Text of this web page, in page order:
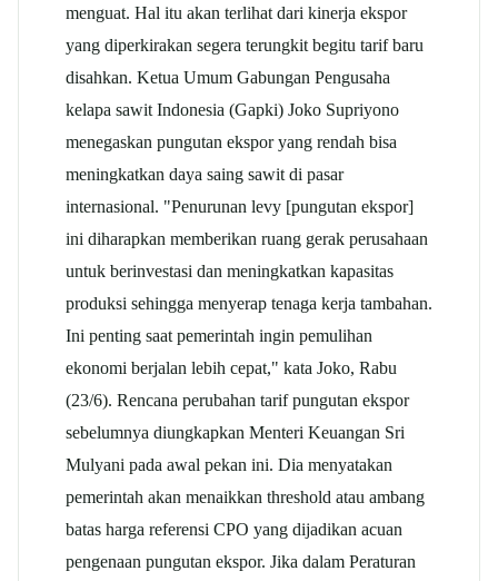
menguat. Hal itu akan terlihat dari kinerja ekspor
yang diperkirakan segera terungkit begitu tarif baru
disahkan. Ketua Umum Gabungan Pengusaha
kelapa sawit Indonesia (Gapki) Joko Supriyono
menegaskan pungutan ekspor yang rendah bisa
meningkatkan daya saing sawit di pasar
internasional. "Penurunan levy [pungutan ekspor]
ini diharapkan memberikan ruang gerak perusahaan
untuk berinvestasi dan meningkatkan kapasitas
produksi sehingga menyerap tenaga kerja tambahan.
Ini penting saat pemerintah ingin pemulihan
ekonomi berjalan lebih cepat," kata Joko, Rabu
(23/6). Rencana perubahan tarif pungutan ekspor
sebelumnya diungkapkan Menteri Keuangan Sri
Mulyani pada awal pekan ini. Dia menyatakan
pemerintah akan menaikkan threshold atau ambang
batas harga referensi CPO yang dijadikan acuan
pengenaan pungutan ekspor. Jika dalam Peraturan